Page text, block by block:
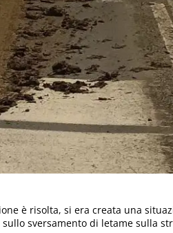
è risolta, si era creata una
sullo sversamento di letame sulla